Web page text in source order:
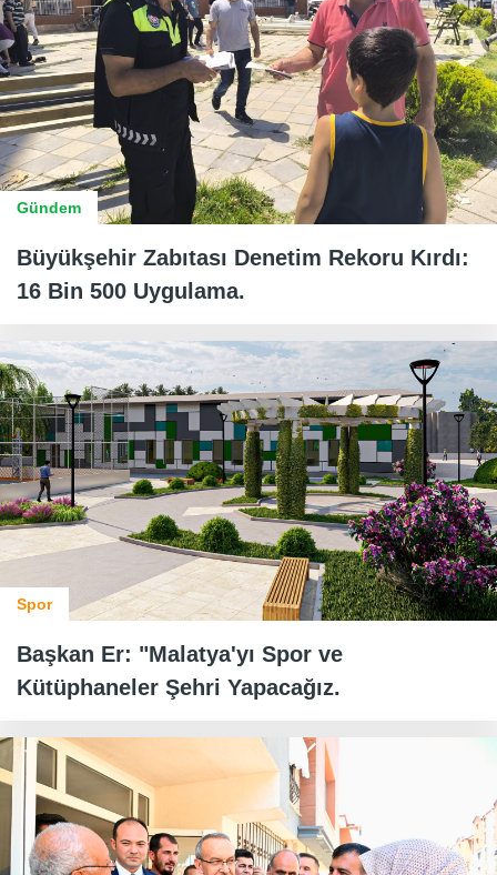
Gündem
Büyükşehir Zabıtası Denetim Rekoru Kırdı:
16 Bin 500 Uygulama.
Spor
Başkan Er: "Malatya'yı Spor ve
Kütüphaneler Şehri Yapacağız.